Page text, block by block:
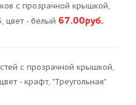
с прозрачной крышкой,
цвет - белый 67.00руб.
с прозрачной крышкой,
- крафт, "Треугольная"